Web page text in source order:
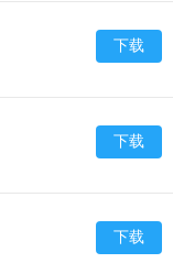
下载
下载
下载